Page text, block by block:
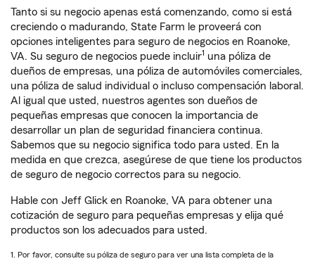
Tanto si su negocio apenas está comenzando, como si está
creciendo o madurando, State Farm le proveerá con
opciones inteligentes para seguro de negocios en Roanoke,
VA. Su seguro de negocios puede incluir1 una póliza de
dueños de empresas, una póliza de automóviles comerciales,
una póliza de salud individual o incluso compensación laboral.
Al igual que usted, nuestros agentes son dueños de
pequeñas empresas que conocen la importancia de
desarrollar un plan de seguridad financiera continua.
Sabemos que su negocio significa todo para usted. En la
medida en que crezca, asegúrese de que tiene los productos
de seguro de negocio correctos para su negocio.
Hable con Jeff Glick en Roanoke, VA para obtener una
cotización de seguro para pequeñas empresas y elija qué
productos son los adecuados para usted.
1. Por favor, consulte su póliza de seguro para ver una lista completa de la